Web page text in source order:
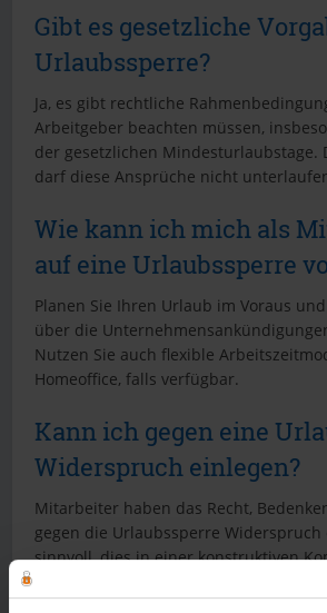
Gibt es gesetzliche
Urlaubssperre?
Ja, es gibt rechtliche
Arbeitgeber beachten müssen,
der gesetzlichen Mindesturlaubstage.
darf diese Ansprüche nicht
Wie kann ich mich als
auf eine Urlaubssperre
Planen Sie Ihren Urlaub im Voraus
über die
Nutzen Sie auch flexible
Homeoffice, falls verfügbar.
Kann ich gegen eine
Widerspruch einlegen?
Mitarbeiter haben das Recht,
gegen die Urlaubssperre Widerspruch
sinnvoll, dies in einer konstruktiven